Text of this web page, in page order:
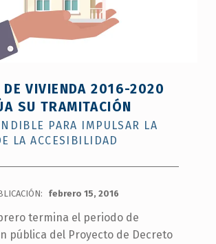
DE VIVIENDA 2016-2020
SU TRAMITACIÓN
PARA IMPULSAR LA
LA ACCESIBILIDAD
febrero 15, 2016
termina el periodo de
pública del Proyecto de Decreto